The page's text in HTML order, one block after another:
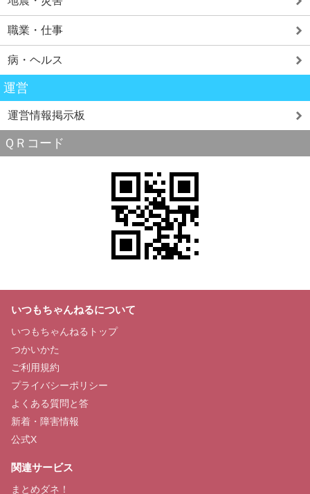
職業・仕事
病・ヘルス
運営
運営情報掲示板
ＱＲコード
いつもちゃんねるについて
いつもちゃんねるトップ
つかいかた
ご利用規約
プライバシーポリシー
よくある質問と答
新着・障害情報
公式X
関連サービス
まとめダネ！